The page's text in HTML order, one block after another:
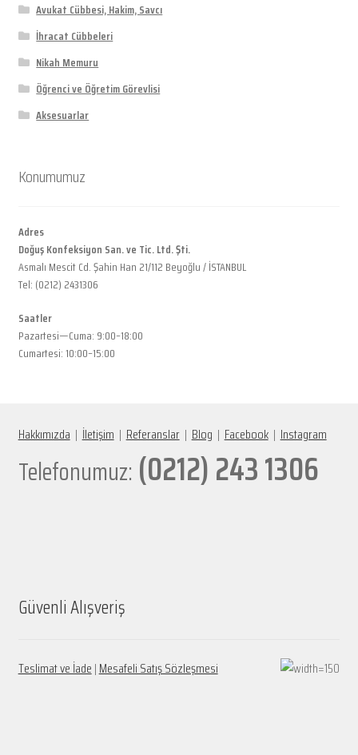
Avukat Cübbesi, Hakim, Savcı
İhracat Cübbeleri
Nikah Memuru
Öğrenci ve Öğretim Görevlisi
Aksesuarlar
Konumumuz
Adres
Doğuş Konfeksiyon San. ve Tic. Ltd. Şti.
Asmalı Mescit Cd. Şahin Han 21/112 Beyoğlu / İSTANBUL
Tel: (0212) 2431306
Saatler
Pazartesi—Cuma: 9:00–18:00
Cumartesi: 10:00–15:00
Hakkımızda | İletişim | Referanslar| Blog | Facebook| Instagram
Telefonumuz: (0212) 243 1306
Güvenli Alışveriş
Teslimat ve İade|Mesafeli Satış Sözleşmesi